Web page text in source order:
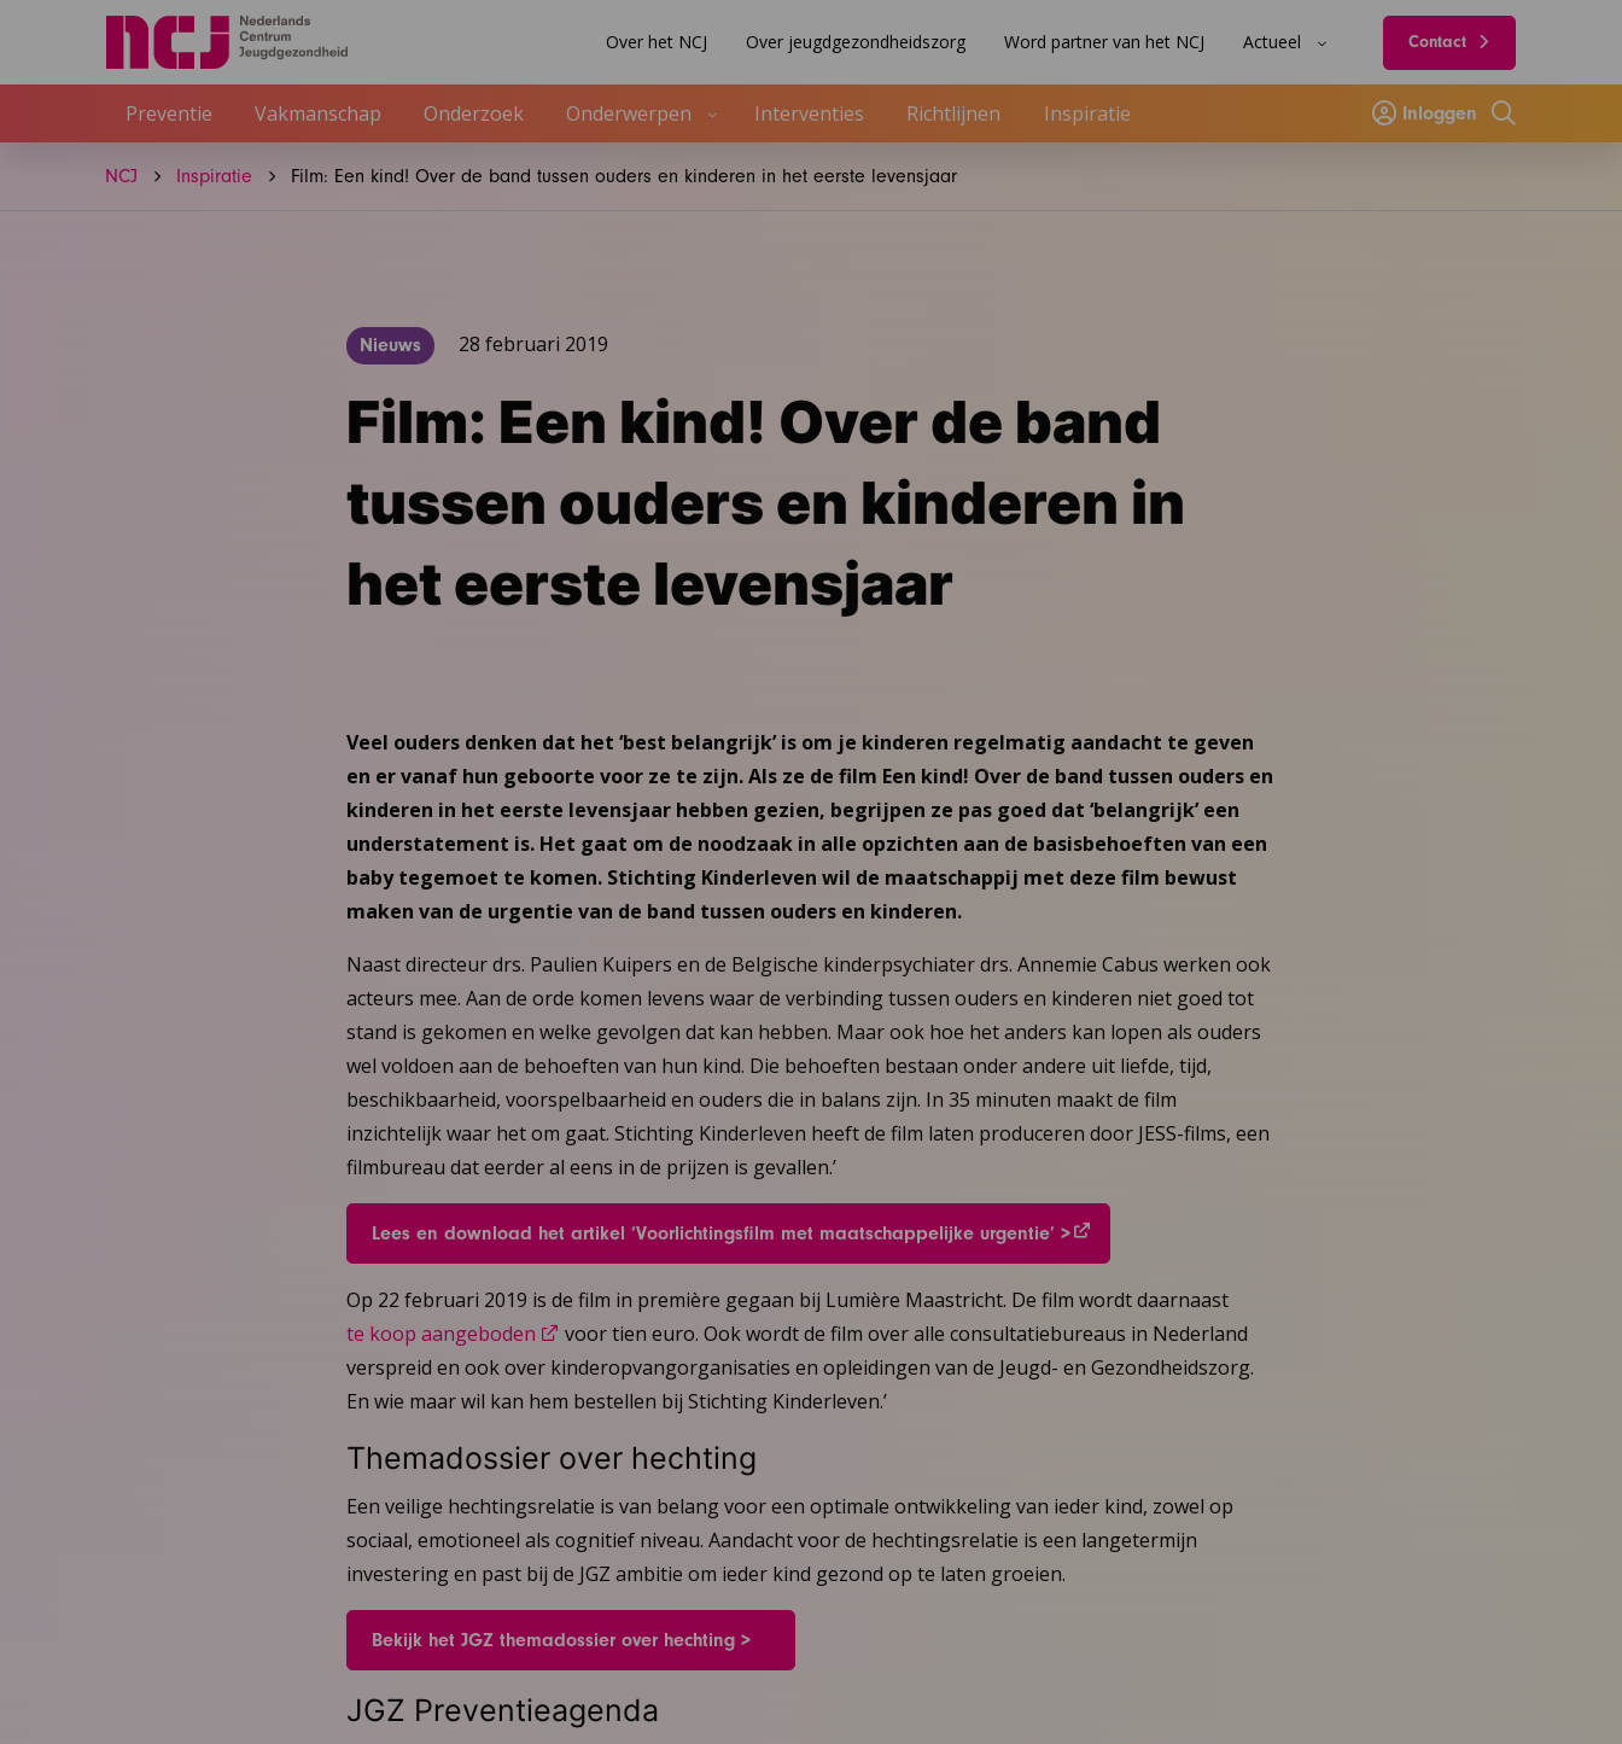
Over het NCJ Over jeugdgezondheidszorg Word partner van het NCJ Actueel Contact
Preventie Vakmanschap Onderzoek Onderwerpen Interventies Richtlijnen Inspiratie Inloggen
Zoeken
NCJ Inspiratie Film: Een kind! Over de band tussen ouders en kinderen in het eerste levensjaar
Nieuws 28 februari 2019
Film: Een kind! Over de band
tussen ouders en kinderen in
het eerste levensjaar
Veel ouders denken dat het ‘best belangrijk’ is om je kinderen regelmatig aandacht te geven
en er vanaf hun geboorte voor ze te zijn. Als ze de film Een kind! Over de band tussen ouders en
kinderen in het eerste levensjaar hebben gezien, begrijpen ze pas goed dat ‘belangrijk’ een
understatement is. Het gaat om de noodzaak in alle opzichten aan de basisbehoeften van een
baby tegemoet te komen. Stichting Kinderleven wil de maatschappij met deze film bewust
maken van de urgentie van de band tussen ouders en kinderen.
Naast directeur drs. Paulien Kuipers en de Belgische kinderpsychiater drs. Annemie Cabus werken ook
acteurs mee. Aan de orde komen levens waar de verbinding tussen ouders en kinderen niet goed tot
stand is gekomen en welke gevolgen dat kan hebben. Maar ook hoe het anders kan lopen als ouders
wel voldoen aan de behoeften van hun kind. Die behoeften bestaan onder andere uit liefde, tijd,
beschikbaarheid, voorspelbaarheid en ouders die in balans zijn. In 35 minuten maakt de film
inzichtelijk waar het om gaat. Stichting Kinderleven heeft de film laten produceren door JESS-films, een
filmbureau dat eerder al eens in de prijzen is gevallen.’
Lees en download het artikel ‘Voorlichtingsfilm met maatschappelijke urgentie’ >
Op 22 februari 2019 is de film in première gegaan bij Lumière Maastricht. De film wordt daarnaast
te koop aangeboden
voor tien euro. Ook wordt de film over alle consultatiebureaus in Nederland
verspreid en ook over kinderopvangorganisaties en opleidingen van de Jeugd- en Gezondheidszorg.
En wie maar wil kan hem bestellen bij Stichting Kinderleven.’
Themadossier over hechting
Een veilige hechtingsrelatie is van belang voor een optimale ontwikkeling van ieder kind, zowel op
sociaal, emotioneel als cognitief niveau. Aandacht voor de hechtingsrelatie is een langetermijn
investering en past bij de JGZ ambitie om ieder kind gezond op te laten groeien.
Bekijk het JGZ themadossier over hechting >
JGZ Preventieagenda